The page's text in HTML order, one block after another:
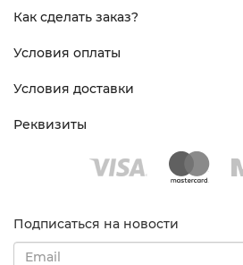
Как сделать заказ?
Условия оплаты
Условия доставки
Реквизиты
Подписаться на новости